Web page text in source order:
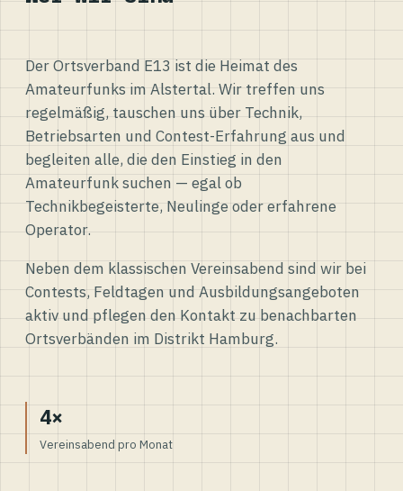
Der Ortsverband E13 ist die Heimat des
Amateurfunks im Alstertal. Wir treffen uns
regelmäßig, tauschen uns über Technik,
Betriebsarten und Contest-Erfahrung aus und
begleiten alle, die den Einstieg in den
Amateurfunk suchen — egal ob
Technikbegeisterte, Neulinge oder erfahrene
Operator.
Neben dem klassischen Vereinsabend sind wir bei
Contests, Feldtagen und Ausbildungsangeboten
aktiv und pflegen den Kontakt zu benachbarten
Ortsverbänden im Distrikt Hamburg.
4×
Vereinsabend pro Monat